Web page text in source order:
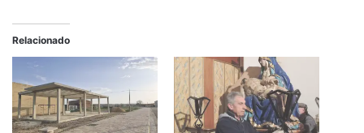
Relacionado